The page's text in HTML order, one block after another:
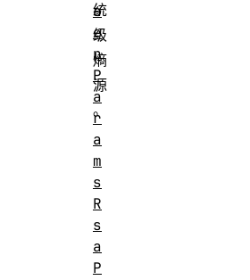
统
级
熵
源
。
a
e
p
P
a
r
a
m
s
R
s
a
P